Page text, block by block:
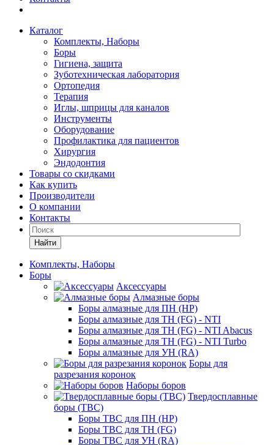
Каталог
Комплекты, Наборы
Боры
Гигиена, защита
Зуботехническая лаборатория
Ортопедия
Терапия
Иглы, шприцы для каналов
Инструменты
Оборудование
Профилактика для пациентов
Хирургия
Эндодонтия
Товары со скидками
Как купить
Производители
О компании
Контакты
Найти
Комплекты, Наборы
Боры
Аксессуары
Алмазные боры
Боры алмазные для ПН (HP)
Боры алмазные для ТН (FG) - NTI
Боры алмазные для ТН (FG) - NTI Abacus
Боры алмазные для ТН (FG) - NTI Turbo
Боры алмазные для УН (RA)
Боры для
разрезания коронок
Наборы боров
Твердосплавные
боры (ТВС)
Боры ТВС для ПН (HP)
Боры ТВС для ТН (FG)
Боры ТВС для УН (RA)